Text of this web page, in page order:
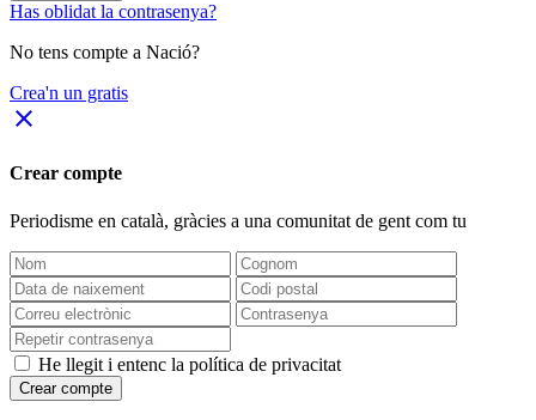
Has oblidat la contrasenya?
No tens compte a Nació?
Crea'n un gratis
close
Crear compte
Periodisme en català, gràcies a una comunitat de gent com tu
He llegit i entenc la política de privacitat
Crear compte